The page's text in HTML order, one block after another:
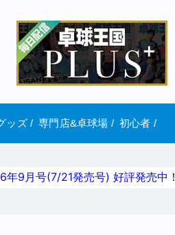
ッズ/ 専門店&卓球場 / 初心者 /
年9月号(7/21発売号) 好評発売中！